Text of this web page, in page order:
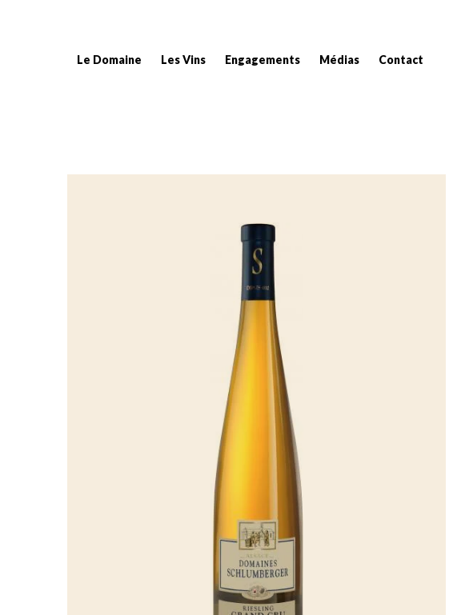
Le Domaine Les Vins Engagements Médias Contact